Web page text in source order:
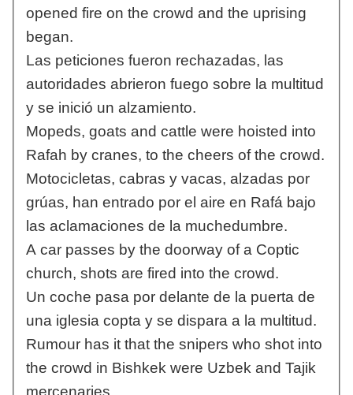
opened fire on the crowd and the uprising
began.
Las peticiones fueron rechazadas, las
autoridades abrieron fuego sobre la multitud
y se inició un alzamiento.
Mopeds, goats and cattle were hoisted into
Rafah by cranes, to the cheers of the crowd.
Motocicletas, cabras y vacas, alzadas por
grúas, han entrado por el aire en Rafá bajo
las aclamaciones de la muchedumbre.
A car passes by the doorway of a Coptic
church, shots are fired into the crowd.
Un coche pasa por delante de la puerta de
una iglesia copta y se dispara a la multitud.
Rumour has it that the snipers who shot into
the crowd in Bishkek were Uzbek and Tajik
mercenaries.